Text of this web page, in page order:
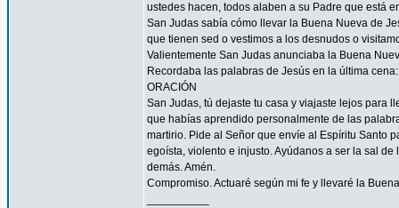
ustedes hacen, todos alaben a su Padre que está
San Judas sabía cómo llevar la Buena Nueva de
que tienen sed o vestimos a los desnudos o
Valientemente San Judas anunciaba la Buena
Recordaba las palabras de Jesús en la última
ORACIÓN
San Judas, tú dejaste tu casa y viajaste lejos para
que habías aprendido personalmente de las
martirio. Pide al Señor que envíe al Espíritu Santo
egoísta, violento e injusto. Ayúdanos a ser la sal
demás. Amén.
Compromiso. Actuaré según mi fe y llevaré la